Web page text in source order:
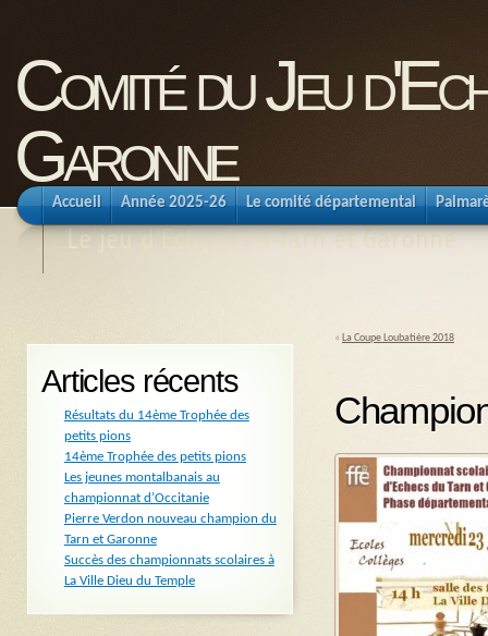
Comité du Jeu
Garonne
Le jeu d'Echecs en Tarn et Garonne
Accueil Année 2025-26 Le comité départemental
« La Coupe Loubatière 2018
Articles récents
Résultats du 14ème Trophée des
petits pions
14ème Trophée des petits pions
Les jeunes montalbanais au
championnat d’Occitanie
Pierre Verdon nouveau champion du
Tarn et Garonne
Succès des championnats scolaires à
La Ville Dieu du Temple